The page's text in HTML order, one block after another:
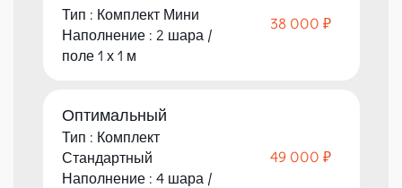
Тип : Комплект Мини
Наполнение : 2 шара /
поле 1 х 1 м
38 000 ₽
Оптимальный
Тип : Комплект
Стандартный
Наполнение : 4 шара /
49 000 ₽